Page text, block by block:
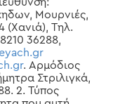
Μουρνιές,
(Χανιά), Τηλ.
36288,
. Αρμόδιος
Στριλιγκά,
2. Τύπος